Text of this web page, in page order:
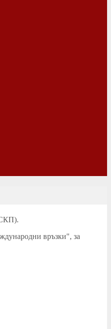
връзки", за